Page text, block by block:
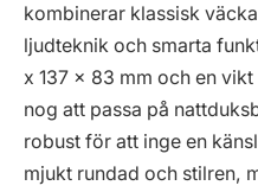
kombinerar klassisk
ljudteknik och smarta
x 137 x 83 mm och en
nog att passa på
robust för att inge en
mjukt rundad och stilren,